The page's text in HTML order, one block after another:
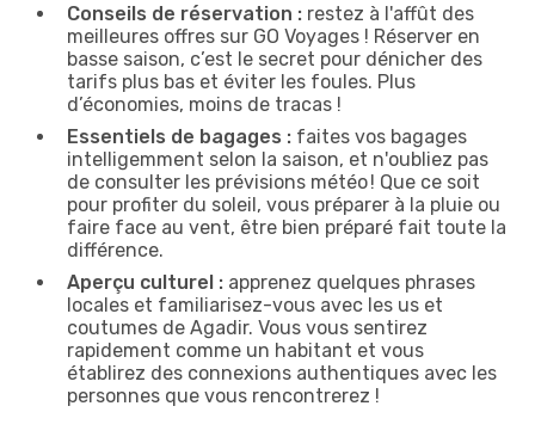
Conseils de réservation : restez à l'affût des
meilleures offres sur GO Voyages ! Réserver en
basse saison, c’est le secret pour dénicher des
tarifs plus bas et éviter les foules. Plus
d’économies, moins de tracas !
Essentiels de bagages : faites vos bagages
intelligemment selon la saison, et n'oubliez pas
de consulter les prévisions météo ! Que ce soit
pour profiter du soleil, vous préparer à la pluie ou
faire face au vent, être bien préparé fait toute la
différence.
Aperçu culturel : apprenez quelques phrases
locales et familiarisez-vous avec les us et
coutumes de Agadir. Vous vous sentirez
rapidement comme un habitant et vous
établirez des connexions authentiques avec les
personnes que vous rencontrerez !